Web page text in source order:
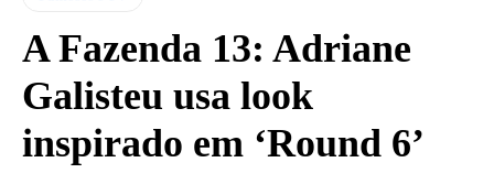
A Fazenda 13: Adriane
Galisteu usa look
inspirado em ‘Round 6’